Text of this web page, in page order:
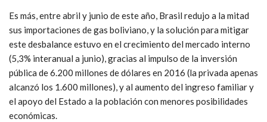
Es más, entre abril y junio de este año, Brasil redujo a la mitad
sus importaciones de gas boliviano, y la solución para mitigar
este desbalance estuvo en el crecimiento del mercado interno
(5,3% interanual a junio), gracias al impulso de la inversión
pública de 6.200 millones de dólares en 2016 (la privada apenas
alcanzó los 1.600 millones), y al aumento del ingreso familiar y
el apoyo del Estado a la población con menores posibilidades
económicas.